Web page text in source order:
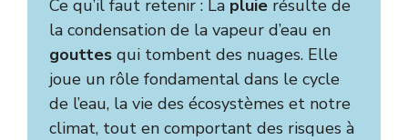
Ce qu’il faut retenir : La pluie résulte de
la condensation de la vapeur d’eau en
gouttes qui tombent des nuages. Elle
joue un rôle fondamental dans le cycle
de l’eau, la vie des écosystèmes et notre
climat, tout en comportant des risques à